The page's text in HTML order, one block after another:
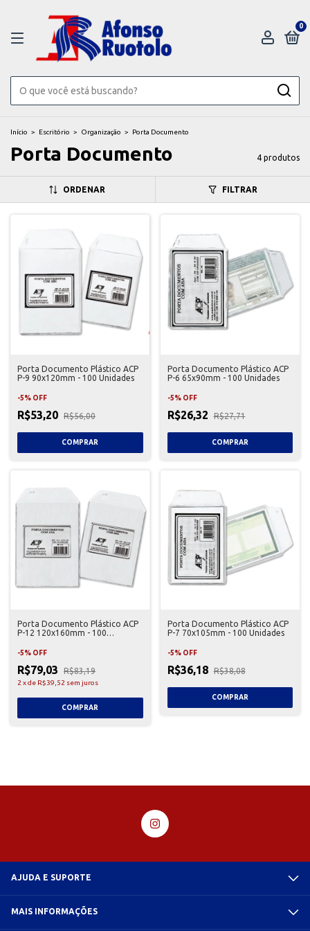
0
Início > Escritório > Organização > Porta Documento
Porta Documento 4 produtos
ORDENAR FILTRAR
Porta Documento Plástico ACP
P-9 90x120mm - 100 Unidades
-5% OFF
R$53,20 R$56,00
Porta Documento Plástico ACP
P-6 65x90mm - 100 Unidades
-5% OFF
R$26,32 R$27,71
Porta Documento Plástico ACP
P-12 120x160mm - 100
-5% OFF
R$79,03 R$83,19
2 xde R$39,52 sem juros
Porta Documento Plástico ACP
P-7 70x105mm - 100 Unidades
-5% OFF
R$36,18 R$38,08
AJUDA E SUPORTE
MAIS INFORMAÇÕES